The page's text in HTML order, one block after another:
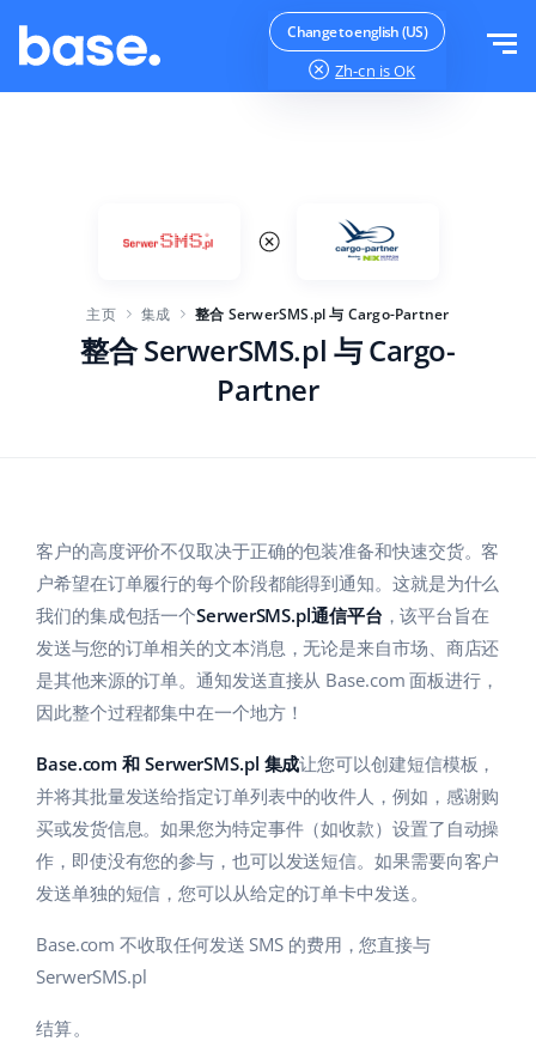
Change to english (US)
Zh-cn is OK
产品管理器
工作流程自动化
Base Connect
用于电子商务的人工智能
Base Analytics
针对电子商务初创企业
家庭与花园
儿童产品
电子产品
汽车零部件
超市
健康与美容
时尚
帮助
学院
服务
其他
合作与合作伙伴
联系方式
english (US)
english (GB)
english (IN)
čeština
deutsch
Ελληνικά
español (AR)
español (MX)
登录
主页 集成 整合 SerwerSMS.pl 与 Cargo-Partner
整合 SerwerSMS.pl 与 Cargo-
Partner
客户的高度评价不仅取决于正确的包装准备和快速交货。客
户希望在订单履行的每个阶段都能得到通知。这就是为什么
我们的集成包括一个SerwerSMS.pl通信平台 ，该平台旨在
发送与您的订单相关的文本消息，无论是来自市场、商店还
是其他来源的订单。通知发送直接从 Base.com 面板进行，
因此整个过程都集中在一个地方！
Base.com 和 SerwerSMS.pl 集成让您可以创建短信模板，
并将其批量发送给指定订单列表中的收件人，例如，感谢购
买或发货信息。如果您为特定事件（如收款）设置了自动操
作，即使没有您的参与，也可以发送短信。如果需要向客户
发送单独的短信，您可以从给定的订单卡中发送。
Base.com 不收取任何发送 SMS 的费用，您直接与
SerwerSMS.pl
结算。